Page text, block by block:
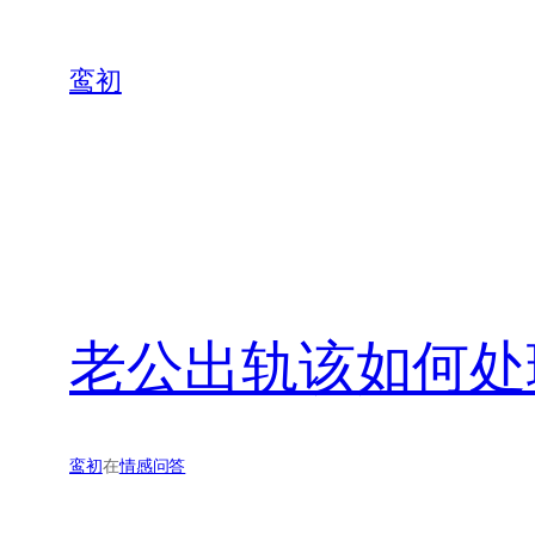
鸾初
老公出轨该如何
鸾初在情感问答